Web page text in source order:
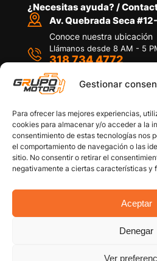
Gestionar
Para ofrecer las mejores experiencias,
cookies para almacenar y/o acceder a la
consentimiento de estas tecnologías nos
el comportamiento de navegación o las
sitio. No consentir o retirar el
negativamente a ciertas características y
Aceptar
Denegar
Ver
¿Necesitas ayuda? /
Av. Quebrada Seca
Conoce nuestra ubicación
Llámanos desde 8 AM - 5
318 734 4772
Por medio de WhatsApp
Copyright © 2026 Grupo
Políticas de
Política de devoluciones
Términos y